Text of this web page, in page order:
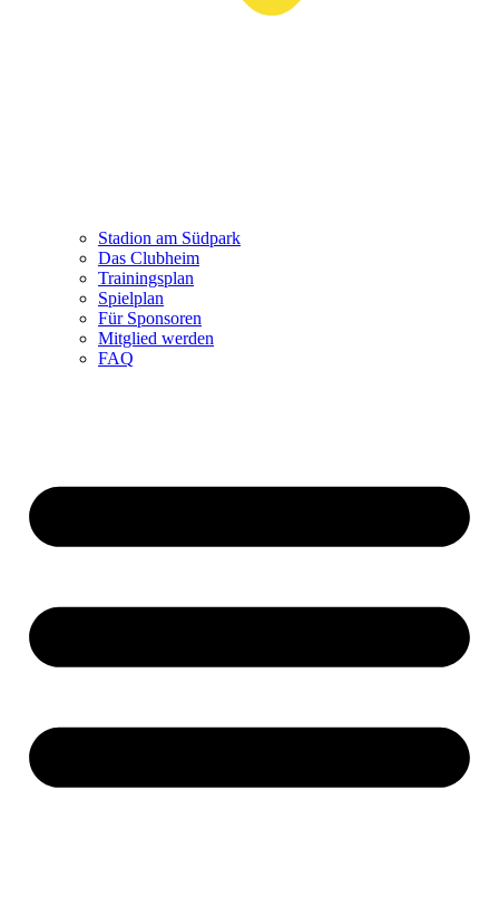
Stadion am Südpark
Das Clubheim
Trainingsplan
Spielplan
Für Sponsoren
Mitglied werden
FAQ